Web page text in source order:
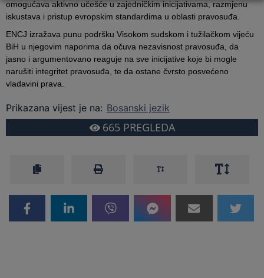
omogućava aktivno učešće u zajedničkim inicijativama, razmjenu
iskustava i pristup evropskim standardima u oblasti pravosuđa.
ENCJ izražava punu podršku Visokom sudskom i tužilačkom vijeću
BiH u njegovim naporima da očuva nezavisnost pravosuđa, da
jasno i argumentovano reaguje na sve inicijative koje bi mogle
narušiti integritet pravosuđa, te da ostane čvrsto posvećeno
vladavini prava.
Prikazana vijest je na: Bosanski jezik
665 PREGLEDA